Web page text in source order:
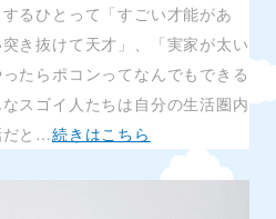
るひとって「すごい才能があ
き抜けて天才」、「実家が太い
たらポコンってなんでもできる
スゴイ人たちは自分の生活圏内
だと…続きはこちら